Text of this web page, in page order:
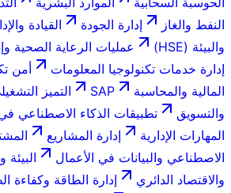
النفط والغاز
إدارة الجودة القيادة
والبيئة (HSE)
عمليات الرعاية الصحية
إدارة خدمات تكنولوجيا المعلومات
أمن
المالية والمحاسبة
SAP التميز
والتسويق
تطبيقات الذكاء الاصطناعي في
المهارات الإدارية
إدارة المشاريع
الاصطناعي والبيانات في الأعمال
البيئة
والاقتصاد الدائري
إدارة الطاقة وكفاءة